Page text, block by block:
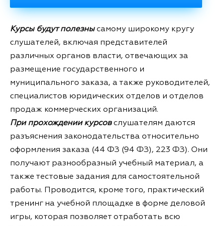
Курсы будут полезнысамому широкому кругу
слушателей, включая представителей
различных органов власти, отвечающих за
размещение государственного и
муниципального заказа, а также руководителей,
специалистов юридических отделов и отделов
продаж коммерческих организаций.
При прохождении курсовслушателям даются
разъяснения законодательства относительно
оформления заказа (44 ФЗ (94 ФЗ), 223 ФЗ). Они
получают разнообразный учебный материал, а
также тестовые задания для самостоятельной
работы. Проводится, кроме того, практический
тренинг на учебной площадке в форме деловой
игры, которая позволяет отработать всю